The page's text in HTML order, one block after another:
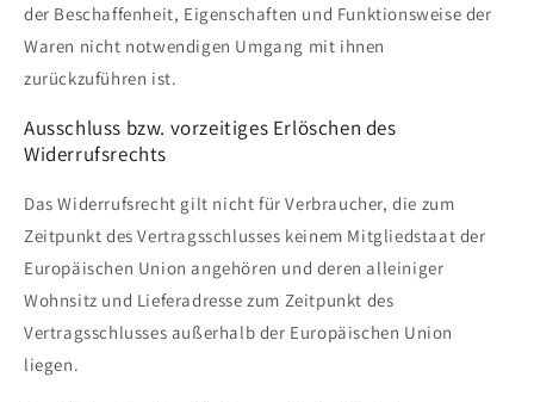
der Beschaffenheit, Eigenschaften und Funktionsweise der
Waren nicht notwendigen Umgang mit ihnen
zurückzuführen ist.
Ausschluss bzw. vorzeitiges Erlöschen des
Widerrufsrechts
Das Widerrufsrecht gilt nicht für Verbraucher, die zum
Zeitpunkt des Vertragsschlusses keinem Mitgliedstaat der
Europäischen Union angehören und deren alleiniger
Wohnsitz und Lieferadresse zum Zeitpunkt des
Vertragsschlusses außerhalb der Europäischen Union
liegen.